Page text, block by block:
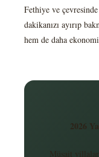
Fethiye ve
dakikanızı ayırıp
hem de daha
2026
Müsait